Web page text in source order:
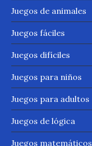
Juegos de animales
Juegos fáciles
Juegos difíciles
Juegos para niños
Juegos para adultos
Juegos de lógica
Juegos matemáticos